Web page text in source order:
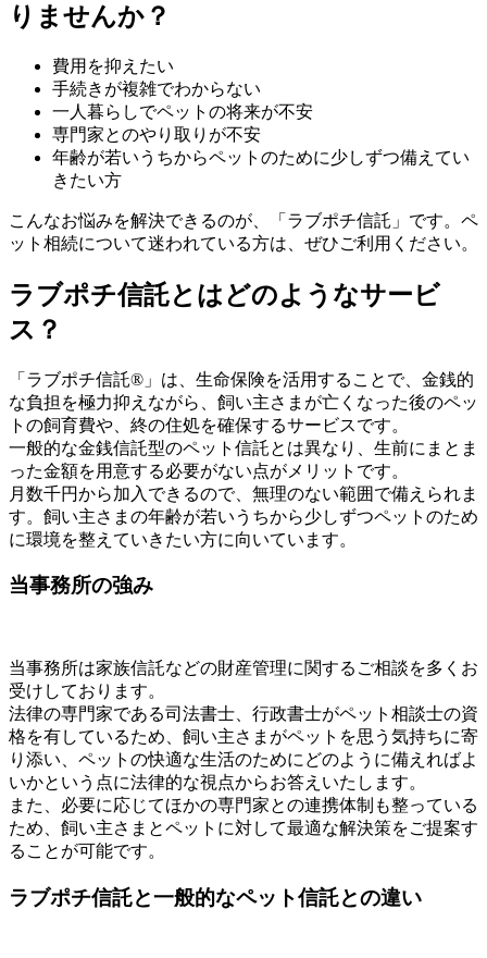
りませんか？
費用を抑えたい
手続きが複雑でわからない
一人暮らしでペットの将来が不安
専門家とのやり取りが不安
年齢が若いうちからペットのために少しずつ備えてい
きたい方
こんなお悩みを解決できるのが、「ラブポチ信託」です。ペ
ット相続について迷われている方は、ぜひご利用ください。
ラブポチ信託とはどのようなサービ
ス？
「ラブポチ信託®︎」は、生命保険を活用することで、金銭的
な負担を極力抑えながら、飼い主さまが亡くなった後のペッ
トの飼育費や、終の住処を確保するサービスです。
一般的な金銭信託型のペット信託とは異なり、生前にまとま
った金額を用意する必要がない点がメリットです。
月数千円から加入できるので、無理のない範囲で備えられま
す。飼い主さまの年齢が若いうちから少しずつペットのため
に環境を整えていきたい方に向いています。
当事務所の強み
当事務所は家族信託などの財産管理に関するご相談を多くお
受けしております。
法律の専門家である司法書士、行政書士がペット相談士の資
格を有しているため、飼い主さまがペットを思う気持ちに寄
り添い、ペットの快適な生活のためにどのように備えればよ
いかという点に法律的な視点からお答えいたします。
また、必要に応じてほかの専門家との連携体制も整っている
ため、飼い主さまとペットに対して最適な解決策をご提案す
ることが可能です。
ラブポチ信託と一般的なペット信託との違い